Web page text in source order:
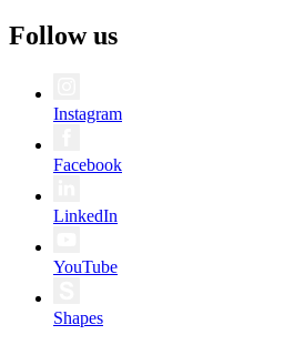
Follow us
Instagram
Facebook
LinkedIn
YouTube
Shapes